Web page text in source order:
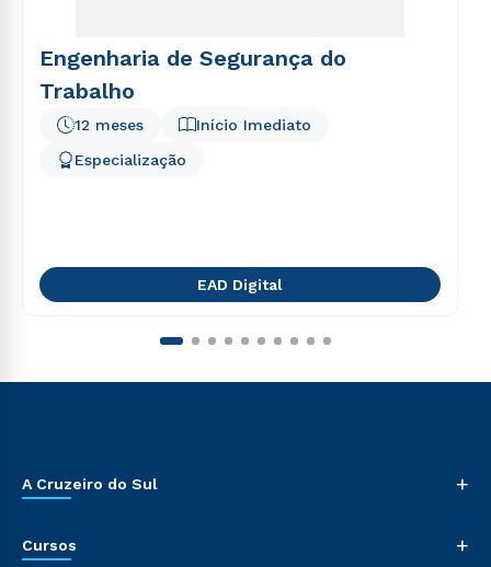
Engenharia de Segurança do
Trabalho
Início Imediato
12 meses
Especialização
EAD Digital
A Cruzeiro do Sul +
Cursos +